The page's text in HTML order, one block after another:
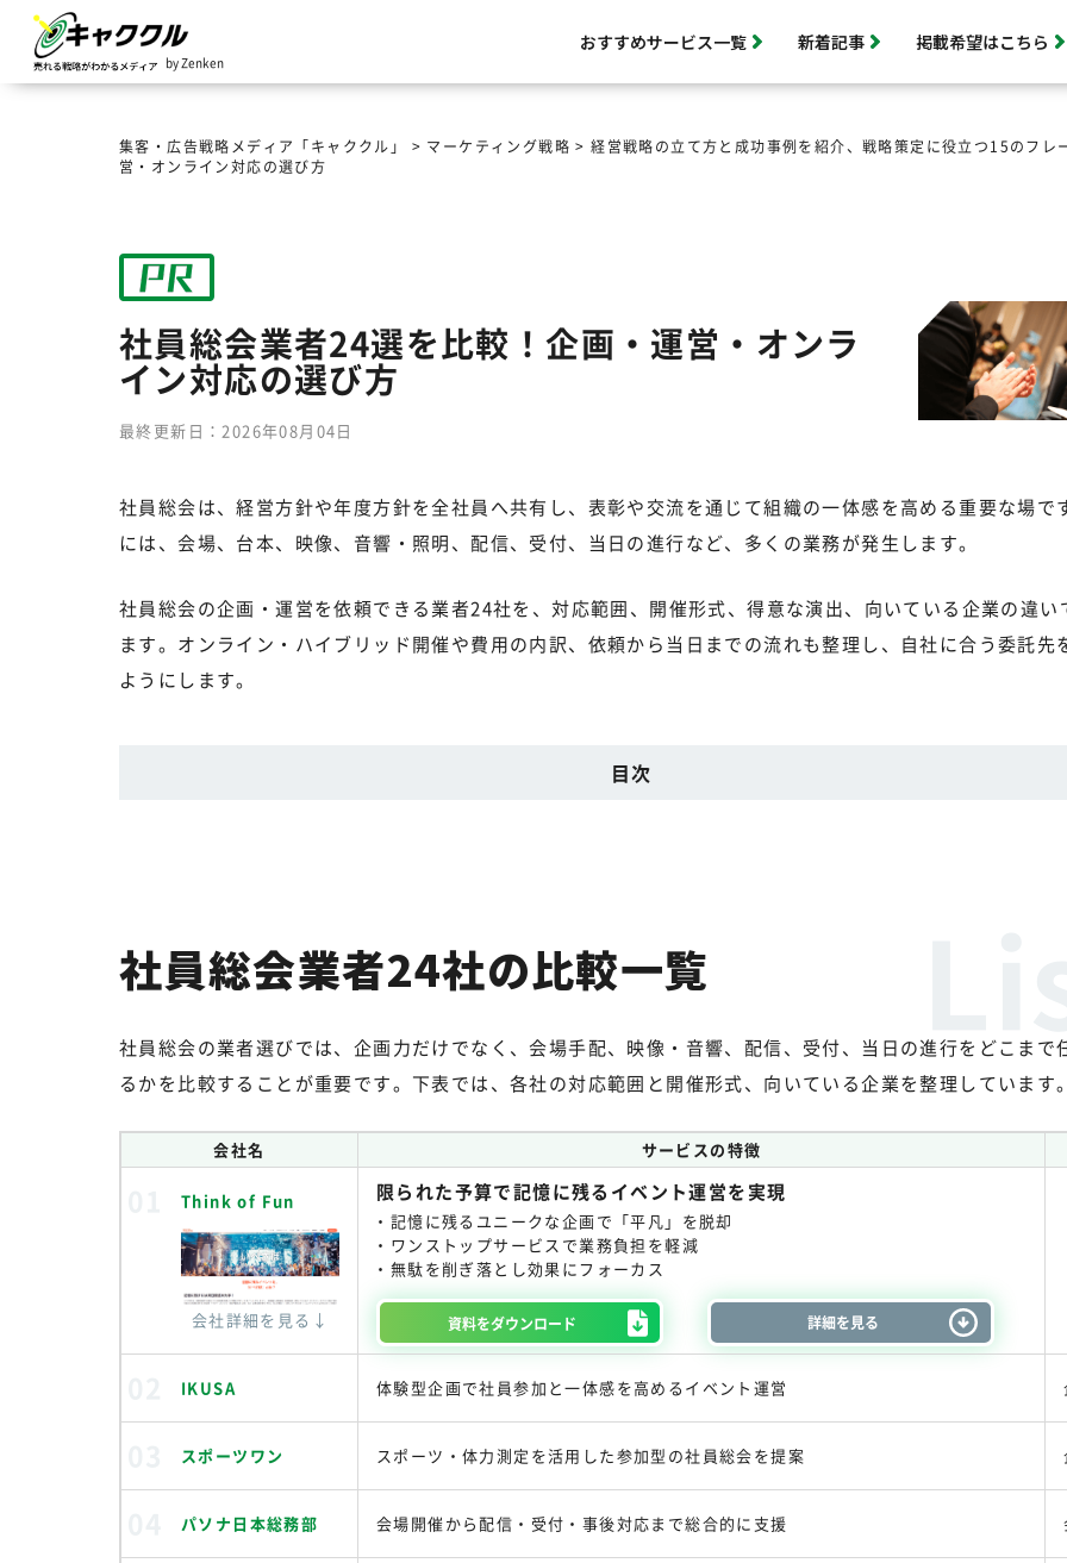
by Zenken
おすすめサービス一覧 新着記事 掲載希望はこちら
集客・広告戦略メディア「キャククル」 > マーケティング戦略 >経営戦略の立て方と成功事例を紹介、戦略策定に役立つ15のフレ
営・オンライン対応の選び方
社員総会業者24選を比較！企画・運営・オンラ
イン対応の選び方
最終更新日：2026年08月04日
社員総会は、経営方針や年度方針を全社員へ共有し、表彰や交流を通じて組織の一体感を高める重要な場で
には、会場、台本、映像、音響・照明、配信、受付、当日の進行など、多くの業務が発生します。
社員総会の企画・運営を依頼できる業者24社を、対応範囲、開催形式、得意な演出、向いている企業の違い
ます。オンライン・ハイブリッド開催や費用の内訳、依頼から当日までの流れも整理し、自社に合う委託先
ようにします。
目次
社員総会業者24社の比較一覧
社員総会の業者選びでは、企画力だけでなく、会場手配、映像・音響、配信、受付、当日の進行をどこまで
るかを比較することが重要です。下表では、各社の対応範囲と開催形式、向いている企業を整理しています。
会社名 サービスの特徴
Think of Fun
会社詳細を見る↓
限られた予算で記憶に残るイベント運営を実現
記憶に残るユニークな企画で「平凡」を脱却
ワンストップサービスで業務負担を軽減
無駄を削ぎ落とし効果にフォーカス
資料をダウンロード 詳細を見る
IKUSA 体験型企画で社員参加と一体感を高めるイベント運営
スポーツワン スポーツ・体力測定を活用した参加型の社員総会を提案
パソナ日本総務部 会場開催から配信・受付・事後対応まで総合的に支援